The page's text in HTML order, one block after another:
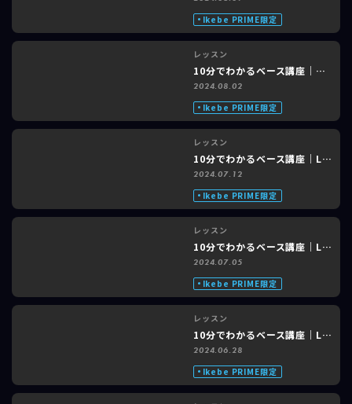
2024.08.09
Ikebe PRIME限定
レッスン
2024.08.02
Ikebe PRIME限定
レッスン
2024.07.12
Ikebe PRIME限定
レッスン
2024.07.05
Ikebe PRIME限定
レッスン
2024.06.28
Ikebe PRIME限定